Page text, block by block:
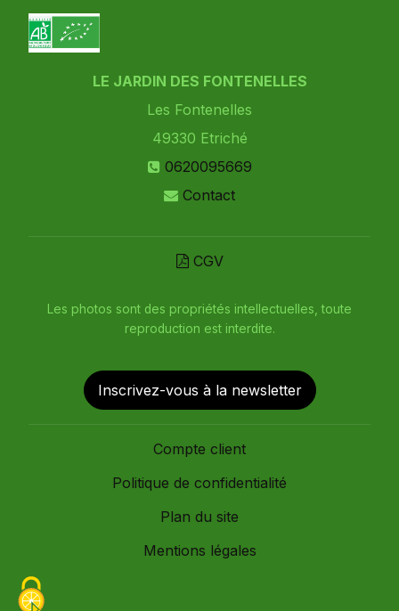
LE JARDIN DES FONTENELLES
Les Fontenelles
49330 Etriché
0620095669
Contact
CGV
Les photos sont des propriétés intellectuelles, toute
reproduction est interdite.
Inscrivez-vous à la newsletter
Compte client
Politique de confidentialité
Plan du site
Mentions légales